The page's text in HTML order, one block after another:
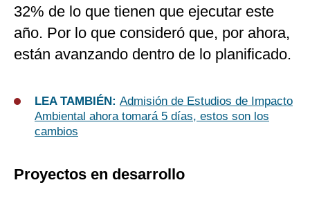
32% de lo que tienen que ejecutar este
año. Por lo que consideró que, por ahora,
están avanzando dentro de lo planificado.
LEA TAMBIÉN: Admisión de Estudios de Impacto
Ambiental ahora tomará 5 días, estos son los
cambios
Proyectos en desarrollo